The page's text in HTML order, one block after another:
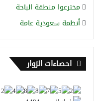
مخترعوا منطقة الباحة
أنظمة سعودية عامة
احصاءات الزوار